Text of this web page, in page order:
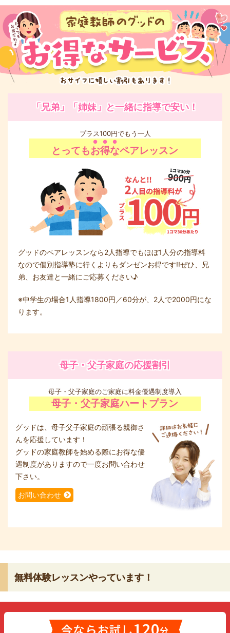
「兄弟」「姉妹」と一緒に指導で安い！
プラス100円でもう一人
とってもお得なペアレッスン
グッドのペアレッスンなら2人指導でもほぼ1人分の指導料
なので個別指導塾に行くよりもダンゼンお得です!!ぜひ、兄
弟、お友達と一緒にご応募ください♪
※中学生の場合1人指導1800円／60分が、2人で2000円にな
ります。
母子・父子家庭の応援割引
母子・父子家庭のご家庭に料金優遇制度導入
母子・父子家庭ハートプラン
グッドは、母子父子家庭の頑張る親御さ
んを応援しています！
グッドの家庭教師を始める際にお得な優
遇制度がありますので一度お問い合わせ
下さい。
お問い合わせ
無料体験レッスンやっています！